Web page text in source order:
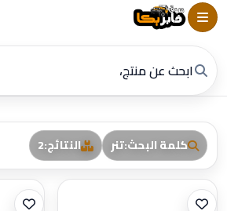
كلمة البحث:تنر النتائج:
2